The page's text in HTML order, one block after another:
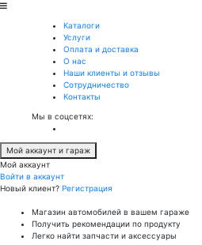
Каталоги
Услуги
Оплата и доставка
О нас
Наши клиенты и отзывы
Сотрудничество
Контакты
Мы в соцсетях:
Мой аккаунт и гараж
Мой аккаунт
Войти в аккаунт
Новый клиент? Регистрация
Магазин автомобилей в вашем гараже
Получить рекомендации по продукту
Легко найти запчасти и аксессуары